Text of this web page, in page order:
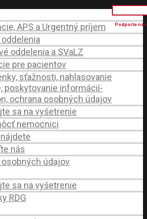
APS a Urgentný príjem
oddelenia a SVaLZ
pre pacientov
sťažnosti, nahlasovanie
poskytovanie informácií-
ochrana osobných údajov
sa na vyšetrenie
nemocnici
nás
osobných údajov
sa na vyšetrenie
RDG